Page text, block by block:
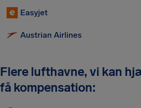
Easyjet
Austrian Airlines
Flere lufthavne, vi kan
få kompensation: